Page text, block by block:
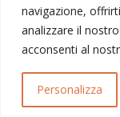
navigazione,
analizzare il
acconsenti al
Personalizza
Copyright 2025 |